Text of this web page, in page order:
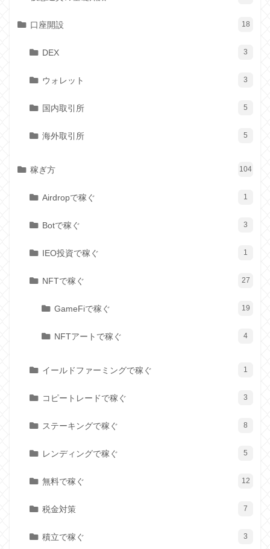
口座開設 18
DEX 3
ウォレット 3
国内取引所 5
海外取引所 5
稼ぎ方 104
Airdropで稼ぐ 1
Botで稼ぐ 3
IEO投資で稼ぐ 1
NFTで稼ぐ 27
GameFiで稼ぐ 19
NFTアートで稼ぐ 4
イールドファーミングで稼ぐ 1
コピートレードで稼ぐ 3
ステーキングで稼ぐ 8
レンディングで稼ぐ 5
無料で稼ぐ 12
税金対策 7
積立で稼ぐ 3